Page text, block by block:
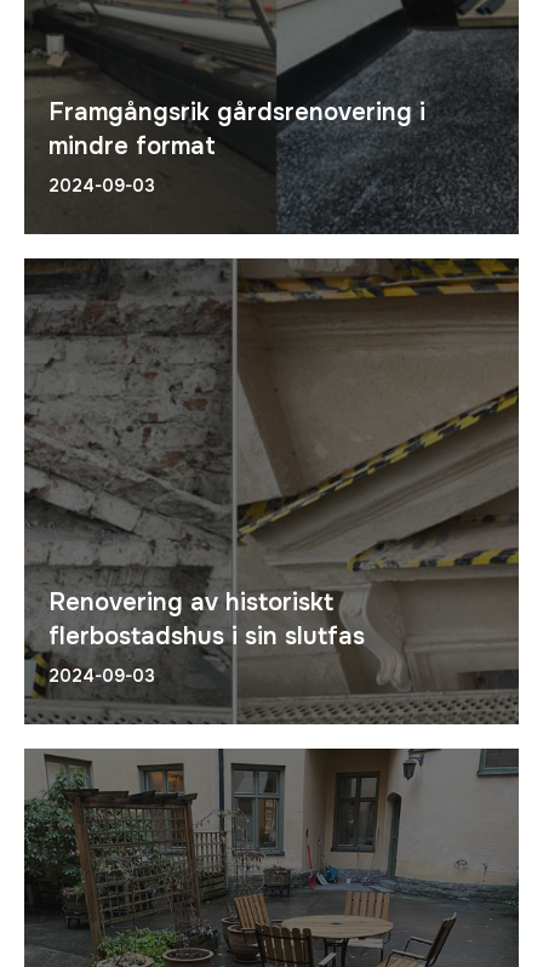
Framgångsrik gårdsrenovering i
mindre format
2024-09-03
Renovering av historiskt
flerbostadshus i sin slutfas
2024-09-03